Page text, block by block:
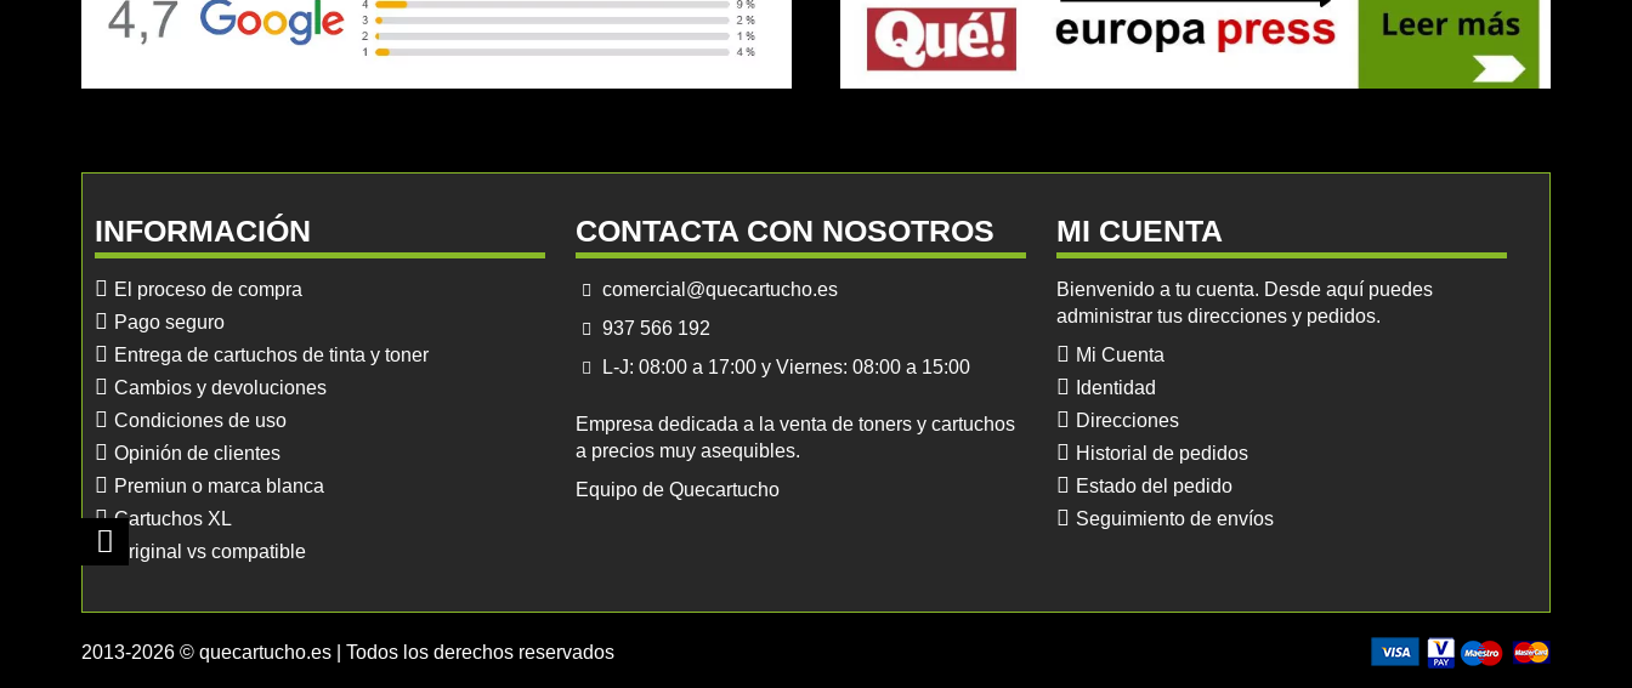
INFORMACIÓN
El proceso de compra
Pago seguro
Entrega de cartuchos de tinta y toner
Cambios y devoluciones
Condiciones de uso
Opinión de clientes
Premiun o marca blanca
Cartuchos XL
Original vs compatible
CONTACTA CON NOSOTROS
comercial@quecartucho.es
937 566 192
L-J: 08:00 a 17:00 y Viernes: 08:00 a 15:00
Empresa dedicada a la venta de toners y cartuchos
a precios muy asequibles.
Equipo de Quecartucho
MI CUENTA
Bienvenido a tu cuenta. Desde aquí puedes
administrar tus direcciones y pedidos.
Mi Cuenta
Identidad
Direcciones
Historial de pedidos
Estado del pedido
Seguimiento de envíos
2013-2026 © quecartucho.es | Todos los derechos reservados